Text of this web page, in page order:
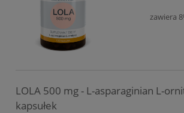
zawiera
LOLA 500 mg - L-asparaginian L-
kapsułek